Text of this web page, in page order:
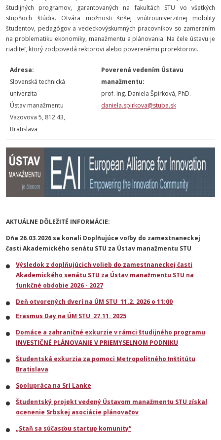
študijných programov, garantovaných na fakultách STU vo všetkých
stupňoch štúdia. Otvára možnosti širšej vnútrouniverzitnej mobility
študentov, pedagógov a vedeckovýskumných pracovníkov so zameraním
na problematiku ekonomiky, manažmentu a plánovania. Na čele ústavu je
riaditeľ, ktorý zodpovedá rektorovi alebo poverenému prorektorovi.
Adresa:
Slovenská technická
univerzita
Ústav manažmentu
Vazovova 5, 812 43,
Bratislava
Poverená vedením Ústavu
manažmentu:
prof. Ing. Daniela Špirková, PhD.
daniela.spirkova@stuba.sk
AKTUÁLNE DÔLEŽITÉ INFORMÁCIE:
Dňa 26.03.2026 sa konali Doplňujúce voľby do zamestnaneckej
časti Akademického senátu STU za Ústav manažmentu STU
Výsledok z doplňujúcich volieb do zamestnaneckej časti
Akademického senátu STU za Ústav manažmentu STU na
funkčné obdobie 2026 - 2027
Deň otvorených dverí na ÚM STU 11.2. 2026 o 11:00
Erasmus Day na ÚM STU 27.11. 2025
Domáce a zahraničné exkurzie v rámci študijného programu
INVESTIČNÉ PLÁNOVANIE V PRIEMYSELNOM PODNIKU
Študentská exkurzia za pomoci Metropolitného Inštitútu
Bratislava
Spolupráca na Srí Lanke
Študentský projekt vedený Ústavom manažmentu STU získal
ocenenie Srbskej asociácie plánovačov
„Staň sa súčasťou startup komunity“